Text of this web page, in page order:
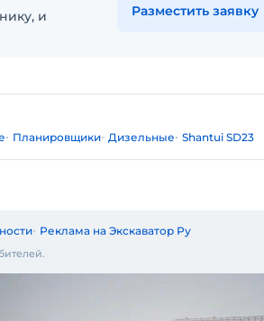
и
Разместить заявку
Планировщики Дизельные Shantui SD23
Реклама на Экскаватор Ру